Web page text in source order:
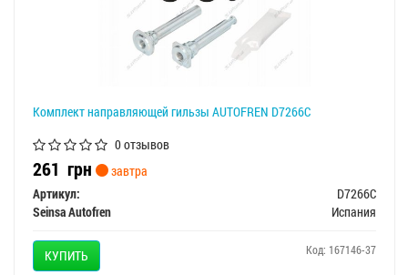
Комплект направляющей гильзы AUTOFREN D7266C
0 отзывов
261 грн
завтра
Артикул:
D7266C
Seinsa Autofren
Испания
КУПИТЬ Код: 167146-37